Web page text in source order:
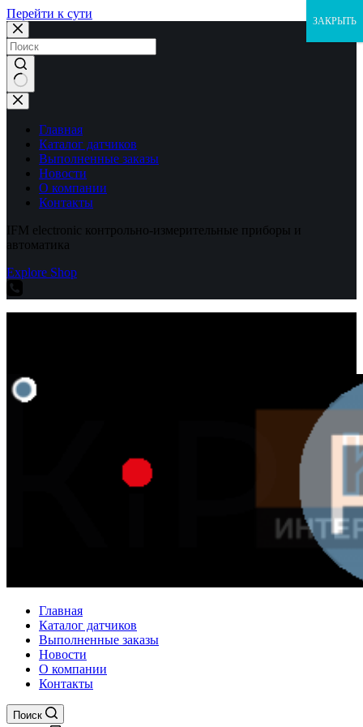
Перейти к сути
Ничего
не
найденоГлавная
Каталог датчиков
Выполненные заказы
Новости
О компании
Контакты
IFM electronic контрольно-измерительные приборы и
автоматика
Explore Shop
Главная
Каталог датчиков
Выполненные заказы
Новости
О компании
Контакты
Поиск
ЗАКРЫТЬ